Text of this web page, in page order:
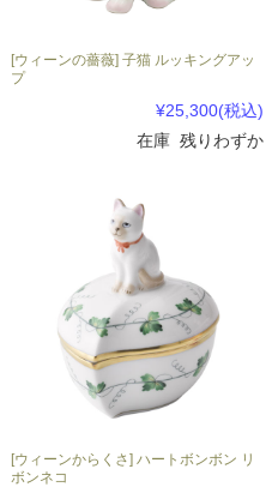
[ウィーンの薔薇] 子猫 ルッキングアッ
プ
¥25,300(税込)
在庫 残りわずか
[ウィーンからくさ] ハートボンボン リ
ボンネコ